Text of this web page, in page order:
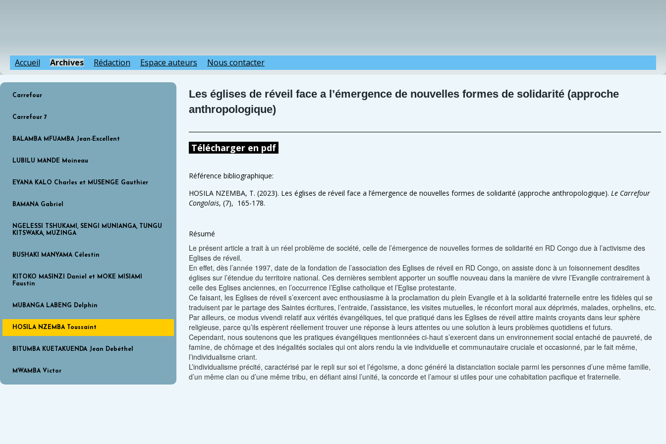
Accueil Archives Rédaction Espace auteurs Nous contacter
Carrefour
Carrefour 7
BALAMBA MFUAMBA Jean-Excellent
LUBILU MANDE Moineau
EYANA KALO Charles et MUSENGE Gauthier
BAMANA Gabriel
NGELESSI TSHUKAMI, SENGI MUNIANGA, TUNGU
KITSWAKA, MUZINGA
BUSHAKI MANYAMA Célestin
KITOKO MASINZI Daniel et MOKE MISIAMI
Faustin
MUBANGA LABENG Delphin
HOSILA NZEMBA Toussaint
BITUMBA KUETAKUENDA Jean Debéthel
MWAMBA Victor
Les églises de réveil face a l’émergence de nouvelles formes de solidarité (approche
anthropologique)
Télécharger en pdf
Référence bibliographique:
HOSILA NZEMBA, T. (2023). Les églises de réveil face a l’émergence de nouvelles formes de solidarité (approche anthropologique). Le Carrefour
Congolais, (7), 165-178.
Résumé
Le présent article a trait à un réel problème de société, celle de l’émergence de nouvelles formes de solidarité en RD Congo due à l’activisme des
Eglises de réveil.
En effet, dès l’année 1997, date de la fondation de l’association des Eglises de réveil en RD Congo, on assiste donc à un foisonnement desdites
églises sur l’étendue du territoire national. Ces dernières semblent apporter un souffle nouveau dans la manière de vivre l’Evangile contrairement à
celle des Eglises anciennes, en l’occurrence l’Eglise catholique et l’Eglise protestante.
Ce faisant, les Eglises de réveil s’exercent avec enthousiasme à la proclamation du plein Evangile et à la solidarité fraternelle entre les fidèles qui se
traduisent par le partage des Saintes écritures, l’entraide, l’assistance, les visites mutuelles, le réconfort moral aux déprimés, malades, orphelins, etc.
Par ailleurs, ce modus vivendi relatif aux vérités évangéliques, tel que pratiqué dans les Eglises de réveil attire maints croyants dans leur sphère
religieuse, parce qu’ils espèrent réellement trouver une réponse à leurs attentes ou une solution à leurs problèmes quotidiens et futurs.
Cependant, nous soutenons que les pratiques évangéliques mentionnées ci-haut s’exercent dans un environnement social entaché de pauvreté, de
famine, de chômage et des inégalités sociales qui ont alors rendu la vie individuelle et communautaire cruciale et occasionné, par le fait même,
l’individualisme criant.
L’individualisme précité, caractérisé par le repli sur soi et l’égoïsme, a donc généré la distanciation sociale parmi les personnes d’une même famille,
d’un même clan ou d’une même tribu, en défiant ainsi l’unité, la concorde et l’amour si utiles pour une cohabitation pacifique et fraternelle.